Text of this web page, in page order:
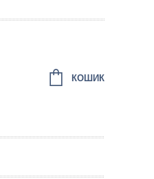
КОШИК